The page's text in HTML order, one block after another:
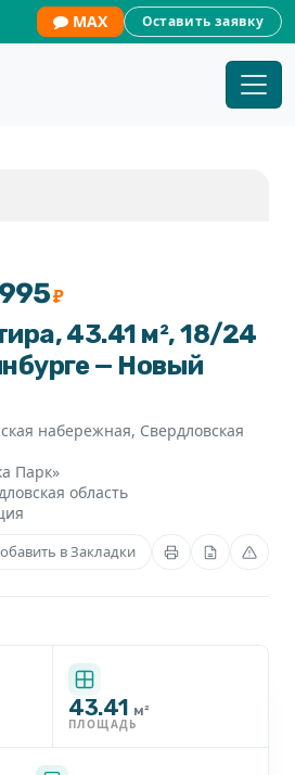
MAX Оставить заявку
43.41 м², 18/24
— Новый
набережная, Свердловская
Парк»
область
₽
в Закладки
43.41 м²
ПЛОЩАДЬ